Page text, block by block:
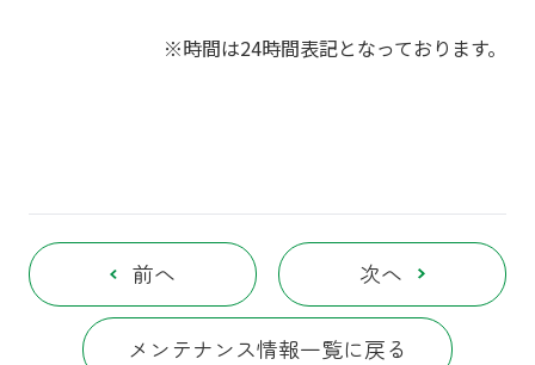
※時間は24時間表記となっております。
前へ
メンテナンス情報一覧に戻る
次へ